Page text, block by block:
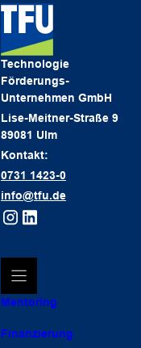
Technologie
Förderungs-
Unternehmen GmbH
Lise-Meitner-Straße 9
89081 Ulm
Kontakt:
0731 1423-0
info@tfu.de
Mentoring
Finanzierung